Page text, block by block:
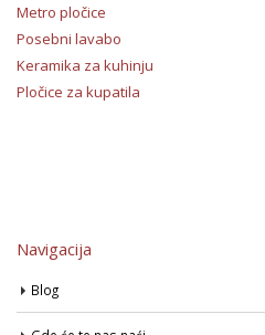
Metro pločice
Posebni lavabo
Keramika za kuhinju
Pločice za kupatila
Navigacija
Blog